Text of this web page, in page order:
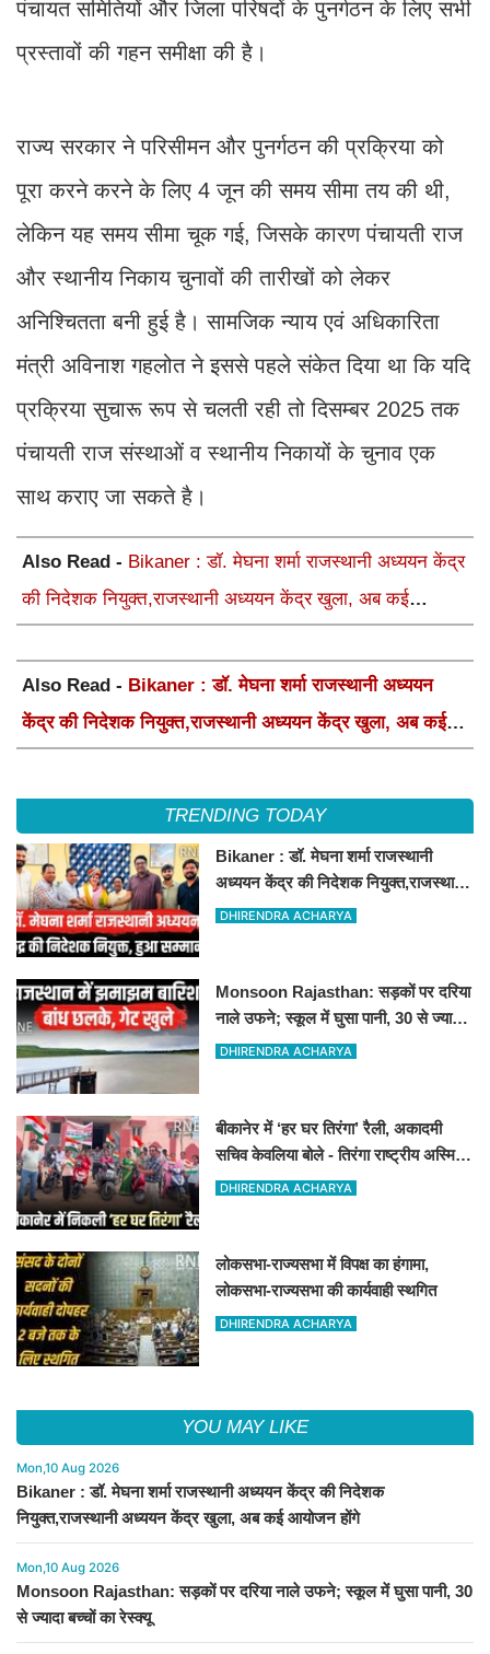
पंचायत समितियों और जिला परिषदों के पुनर्गठन के लिए सभी
प्रस्तावों की गहन समीक्षा की है।
राज्य सरकार ने परिसीमन और पुनर्गठन की प्रक्रिया को
पूरा करने करने के लिए 4 जून की समय सीमा तय की थी,
लेकिन यह समय सीमा चूक गई, जिसके कारण पंचायती राज
और स्थानीय निकाय चुनावों की तारीखों को लेकर
अनिश्चितता बनी हुई है। सामजिक न्याय एवं अधिकारिता
मंत्री अविनाश गहलोत ने इससे पहले संकेत दिया था कि यदि
प्रक्रिया सुचारू रूप से चलती रही तो दिसम्बर 2025 तक
पंचायती राज संस्थाओं व स्थानीय निकायों के चुनाव एक
साथ कराए जा सकते है।
Also Read - Bikaner : डॉ. मेघना शर्मा राजस्थानी अध्ययन केंद्र
की निदेशक नियुक्त,राजस्थानी अध्ययन केंद्र खुला, अब कई
Also Read - Bikaner : डॉ. मेघना शर्मा राजस्थानी अध्ययन
केंद्र की निदेशक नियुक्त,राजस्थानी अध्ययन केंद्र खुला, अब कई
TRENDING TODAY
Bikaner : डॉ. मेघना शर्मा राजस्थानी
अध्ययन केंद्र की निदेशक नियुक्त,राजस्थानी
अध्ययन केंद्र खुला, अब कई आयोजन होंगे
DHIRENDRA ACHARYA
Monsoon Rajasthan: सड़कों पर दरिया
नाले उफने; स्कूल में घुसा पानी, 30 से ज्यादा
बच्चों का रेस्क्यू
DHIRENDRA ACHARYA
बीकानेर में ‘हर घर तिरंगा’ रैली, अकादमी
सचिव केवलिया बोले - तिरंगा राष्ट्रीय अस्मिता
और गौरव का प्रतीक
DHIRENDRA ACHARYA
लोकसभा-राज्यसभा में विपक्ष का हंगामा,
लोकसभा-राज्यसभा की कार्यवाही स्थगित
DHIRENDRA ACHARYA
YOU MAY LIKE
Mon,10 Aug 2026
Bikaner : डॉ. मेघना शर्मा राजस्थानी अध्ययन केंद्र की निदेशक
नियुक्त,राजस्थानी अध्ययन केंद्र खुला, अब कई आयोजन होंगे
Mon,10 Aug 2026
Monsoon Rajasthan: सड़कों पर दरिया नाले उफने; स्कूल में घुसा पानी, 30
से ज्यादा बच्चों का रेस्क्यू